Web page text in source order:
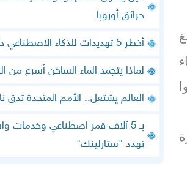
حرائق أوروبا
أخطر 5 تهديدات للذكاء الاصطناعي حتى عام 2030
لماذا يتجمد الماء الساخن أسرع من
العالم يشتعل.. الأمم المتحدة تدق
بـ 5 آلاف قمر اصطناعي وخدمات
تهدد "ستارلينك"